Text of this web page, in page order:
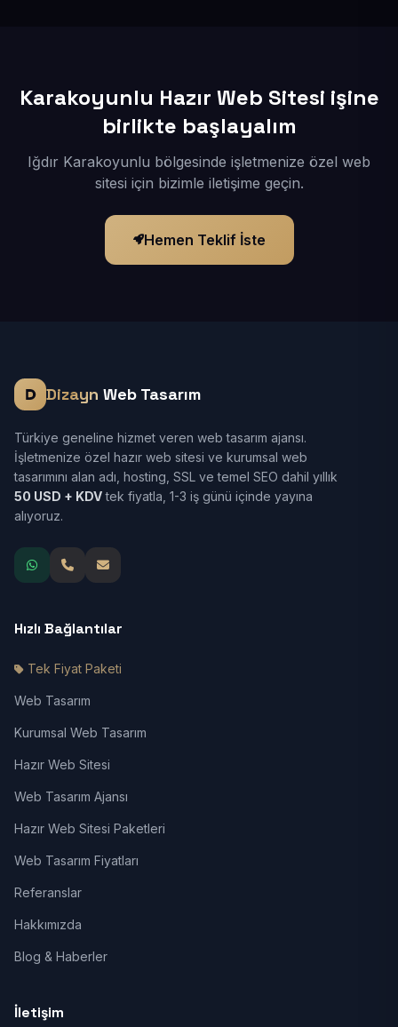
Karakoyunlu Hazır Web Sitesi işine
birlikte başlayalım
Iğdır Karakoyunlu bölgesinde işletmenize özel web
sitesi için bizimle iletişime geçin.
Hemen Teklif İste
Dizayn Web Tasarım
Türkiye geneline hizmet veren web tasarım ajansı.
İşletmenize özel hazır web sitesi ve kurumsal web
tasarımını alan adı, hosting, SSL ve temel SEO dahil yıllık
50 USD + KDVtek fiyatla, 1-3 iş günü içinde yayına
alıyoruz.
Hızlı Bağlantılar
Tek Fiyat Paketi
Web Tasarım
Kurumsal Web Tasarım
Hazır Web Sitesi
Web Tasarım Ajansı
Hazır Web Sitesi Paketleri
Web Tasarım Fiyatları
Referanslar
Hakkımızda
Blog & Haberler
İletişim